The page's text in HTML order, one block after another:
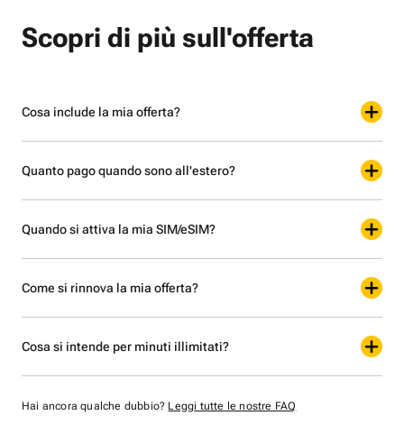
Scopri di più sull'offerta
Cosa include la mia offerta?
Quanto pago quando sono all'estero?
Quando si attiva la mia SIM/eSIM?
Come si rinnova la mia offerta?
Cosa si intende per minuti illimitati?
Hai ancora qualche dubbio? Leggi tutte le nostre FAQ